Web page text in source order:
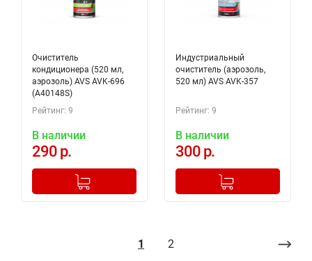
Очиститель
кондиционера (520 мл,
аэрозоль) AVS AVK-696
(A40148S)
Рейтинг: 9
В наличии
290 р.
+
Добавлено в корзину
Индустриальный
очиститель (аэрозоль,
520 мл) AVS AVK-357
Рейтинг: 9
В наличии
300 р.
+
Добавлено в корзину
1 2